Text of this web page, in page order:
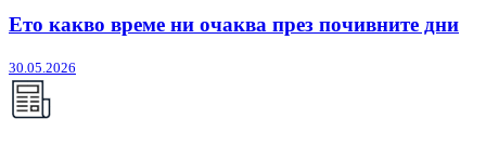
Ето какво време ни очаква през почивните дни
30.05.2026